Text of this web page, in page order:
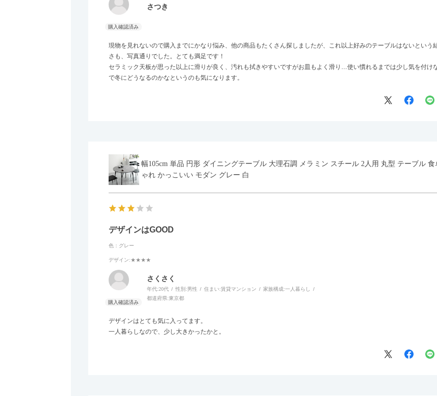
さつき
現物を見れないので購入までにかなり悩み、他の商品もたくさん探しましたが、これ以上好みのテーブルはないという
さも、写真通りでした。とても満足です！
セラミック天板が思った以上に滑りが良く、汚れも拭きやすいですがお皿もよく滑り…使い慣れるまでは少し気を付け
で冬にどうなるのかなというのも気になります。
幅105cm 単品 円形 ダイニングテーブル 大理石調 メラミン スチール 2人用 丸型 テーブル
ゃれ かっこいい モダン グレー 白
デザインはGOOD
色：グレー
デザイン:★★★★
さくさく
年代:20代 性別:男性 住まい:賃貸マンション 家族構成:一人暮らし
都道府県:東京都
デザインはとても気に入ってます。
一人暮らしなので、少し大きかったかと。